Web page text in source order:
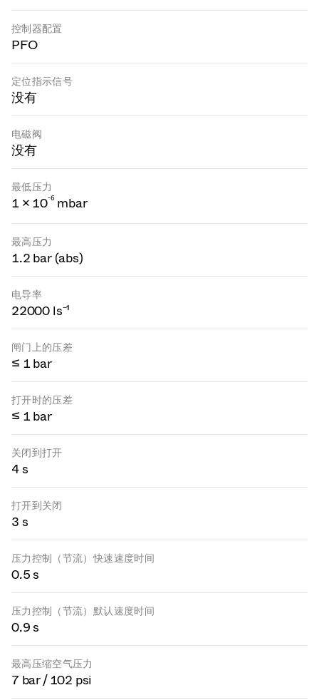
控制器配置
PFO
定位指示信号
没有
电磁阀
没有
最低压力
1 × 10-6 mbar
最高压力
1.2 bar (abs)
电导率
22000 ls⁻¹
闸门上的压差
≤ 1 bar
打开时的压差
≤ 1 bar
关闭到打开
4 s
打开到关闭
3 s
压力控制（节流）快速速度时间
0.5 s
压力控制（节流）默认速度时间
0.9 s
最高压缩空气压力
7 bar / 102 psi